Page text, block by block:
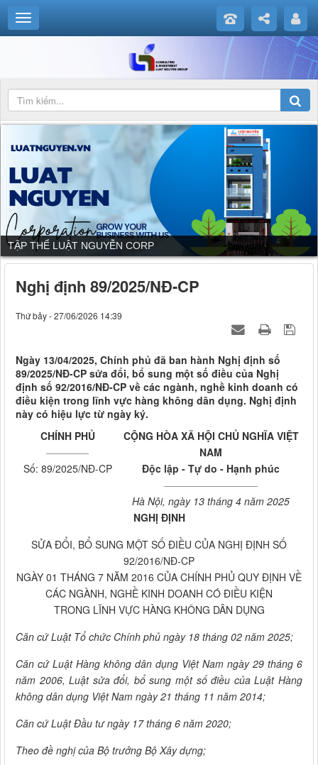
TẬP THỂ LUẬT NGUYỄN CORP
Nghị định 89/2025/NĐ-CP
Thứ bảy - 27/06/2026 14:39
Ngày 13/04/2025, Chính phủ đã ban hành Nghị định số
89/2025/NĐ-CP sửa đổi, bổ sung một số điều của Nghị
định số 92/2016/NĐ-CP về các ngành, nghề kinh doanh có
điều kiện trong lĩnh vực hàng không dân dụng. Nghị định
này có hiệu lực từ ngày ký.
CHÍNH PHỦ
Số: 89/2025/NĐ-CP
CỘNG HÒA XÃ HỘI CHỦ NGHĨA VIỆT
NAM
Độc lập - Tự do - Hạnh phúc
Hà Nội, ngày 13 tháng 4 năm 2025
NGHỊ ĐỊNH
SỬA ĐỔI, BỔ SUNG MỘT SỐ ĐIỀU CỦA NGHỊ ĐỊNH SỐ
92/2016/NĐ-CP
NGÀY 01 THÁNG 7 NĂM 2016 CỦA CHÍNH PHỦ QUY ĐỊNH VỀ
CÁC NGÀNH, NGHỀ KINH DOANH CÓ ĐIỀU KIỆN
TRONG LĨNH VỰC HÀNG KHÔNG DÂN DỤNG
Căn cứ Luật Tổ chức Chính phủ ngày 18 tháng 02 năm 2025;
Căn cứ Luật Hàng không dân dụng Việt Nam ngày 29 tháng 6
năm 2006, Luật sửa đổi, bổ sung một số điều của Luật Hàng
không dân dụng Việt Nam ngày 21 tháng 11 năm 2014;
Căn cứ Luật Đầu tư ngày 17 tháng 6 năm 2020;
Theo đề nghị của Bộ trưởng Bộ Xây dựng;